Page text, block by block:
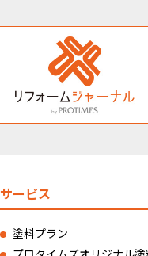
サービス
塗料プラン